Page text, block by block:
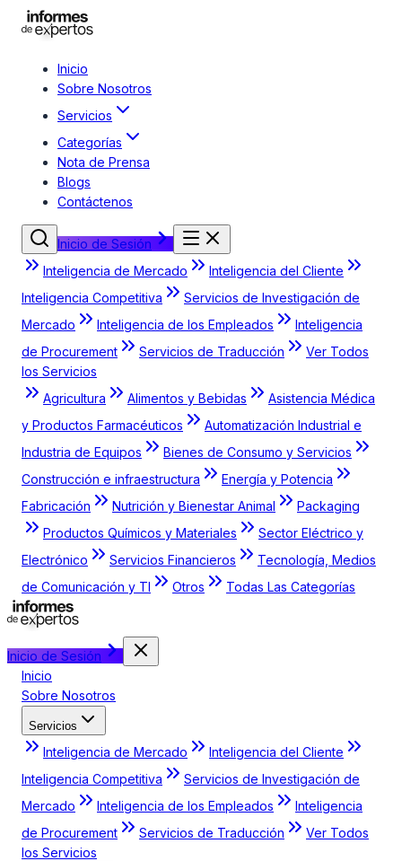
Inicio
Sobre Nosotros
Servicios
Categorías
Nota de Prensa
Blogs
Contáctenos
Inicio de Sesión
Inteligencia de Mercado
Inteligencia del Cliente
Inteligencia Competitiva
Servicios de Investigación de
Mercado
Inteligencia de los Empleados
Inteligencia
de Procurement
Servicios de Traducción
Ver Todos
los Servicios
Agricultura
Alimentos y Bebidas
Asistencia Médica
y Productos Farmacéuticos
Automatización Industrial e
Industria de Equipos
Bienes de Consumo y Servicios
Construcción e infraestructura
Energía y Potencia
Fabricación
Nutrición y Bienestar Animal
Packaging
Productos Químicos y Materiales
Sector Eléctrico y
Electrónico
Servicios Financieros
Tecnología, Medios
de Comunicación y TI
Otros Todas Las Categorías
Inicio de Sesión
Inicio
Sobre Nosotros
Servicios
Inteligencia de Mercado
Inteligencia del Cliente
Inteligencia Competitiva
Servicios de Investigación de
Mercado
Inteligencia de los Empleados
Inteligencia
de Procurement
Servicios de Traducción
Ver Todos
los Servicios